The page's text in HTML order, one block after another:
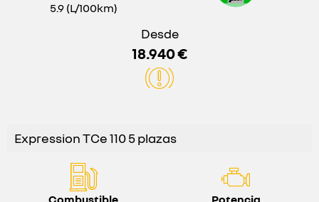
5.9 (L/100km)
Desde
18.940 €
Expression TCe 110 5 plazas
Combustible
Potencia